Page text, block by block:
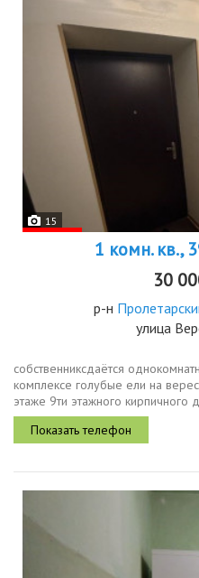
15
1 комн. кв.,
30
р-н
улица
собственниксдаётся
комплексе голубые ели на
этаже 9ти этажного
на левый берег дона и зеленый
супер....